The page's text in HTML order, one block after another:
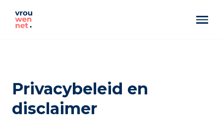
Privacybeleid en
disclaimer